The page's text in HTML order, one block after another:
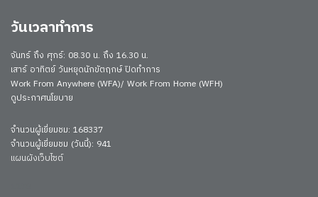
วันเวลาทำการ
จันทร์ ถึง ศุกร์: 08.30 น. ถึง 16.30 น.
เสาร์ อาทิตย์ วันหยุดนักขัตฤกษ์ ปิดทำการ
Work From Anywhere (WFA)/ Work From Home (WFH)
ดูประกาศนโยบาย
จำนวนผู้เยี่ยมชม: 168337
จำนวนผู้เยี่ยมชม (วันนี้): 941
แผนผังเว็บไซต์